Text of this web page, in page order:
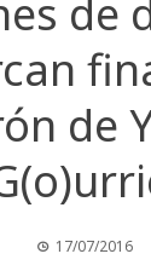
de
de
17/07/2016